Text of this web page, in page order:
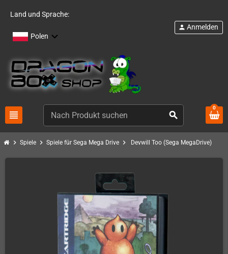
Land und Sprache:
Polen
view_headline search
person Anmelden
0
chevron_right Spiele chevron_right Spiele für Sega Mega Drive chevron_right Devwill Too (Sega MegaDrive)